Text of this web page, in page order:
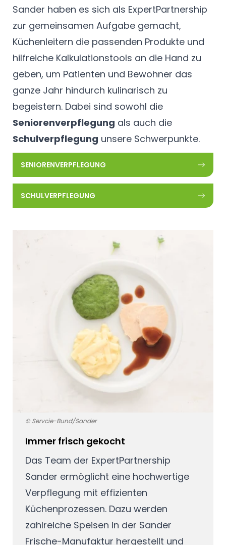
Sander haben es sich als ExpertPartnership
zur gemeinsamen Aufgabe gemacht,
Küchenleitern die passenden Produkte und
hilfreiche Kalkulationstools an die Hand zu
geben, um Patienten und Bewohner das
ganze Jahr hindurch kulinarisch zu
begeistern. Dabei sind sowohl die
Seniorenverpflegung als auch die
Schulverpflegung unsere Schwerpunkte.
SENIORENVERPFLEGUNG
SCHULVERPFLEGUNG
© Servcie-Bund/Sander
Immer frisch gekocht
Das Team der ExpertPartnership
Sander ermöglicht eine hochwertige
Verpflegung mit effizienten
Küchenprozessen. Dazu werden
zahlreiche Speisen in der Sander
Frische-Manufaktur hergestellt und